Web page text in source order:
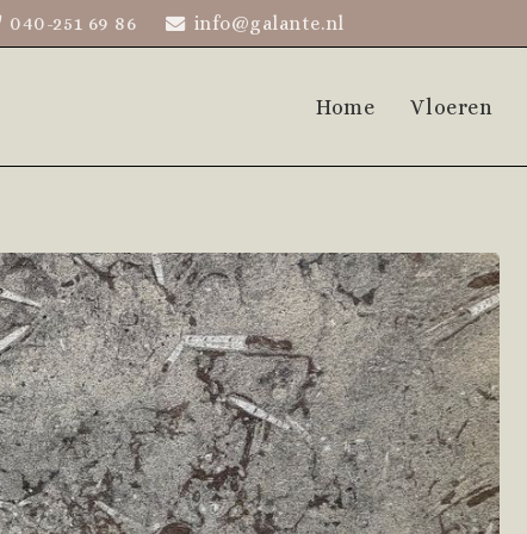
040-251 69 86 info@galante.nl
Home Vloeren